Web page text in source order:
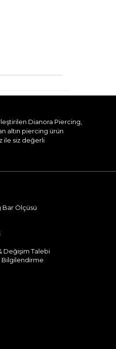
Dianora Piercing,
altın piercing ürün
ile siz değerli
Bar Ölçüsü
Değişim Talebi
Bilgilendirme